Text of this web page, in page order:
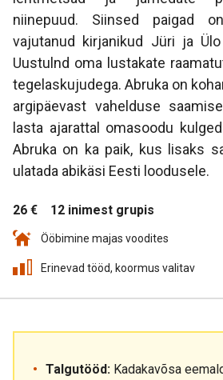
niinepuud. Siinsed paigad
vajutanud kirjanikud Jüri ja
Uustulnd oma lustakate
tegelaskujudega. Abruka on
argipäevast vahelduse
lasta ajarattal omasoodu
Abruka on ka paik, kus lisaks
ulatada abikäsi Eesti loodusele.
26 € 12 inimest grupis
Ööbimine majas voodites
Erinevad tööd, koormus valitav
Talgutööd: Kadakavõsa